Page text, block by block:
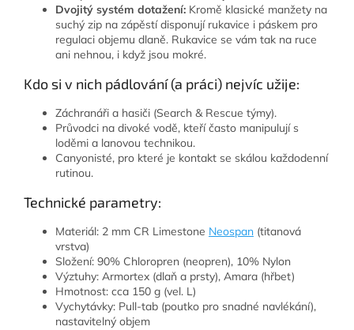
Dvojitý systém dotažení: Kromě klasické manžety na
suchý zip na zápěstí disponují rukavice i páskem pro
regulaci objemu dlaně. Rukavice se vám tak na ruce
ani nehnou, i když jsou mokré.
Kdo si v nich pádlování (a práci) nejvíc užije:
Záchranáři a hasiči (Search & Rescue týmy).
Průvodci na divoké vodě, kteří často manipulují s
loděmi a lanovou technikou.
Canyonisté, pro které je kontakt se skálou každodenní
rutinou.
Technické parametry:
Materiál: 2 mm CR Limestone Neospan (titanová
vrstva)
Složení: 90% Chloropren (neopren), 10% Nylon
Výztuhy: Armortex (dlaň a prsty), Amara (hřbet)
Hmotnost: cca 150 g (vel. L)
Vychytávky: Pull-tab (poutko pro snadné navlékání),
nastavitelný objem